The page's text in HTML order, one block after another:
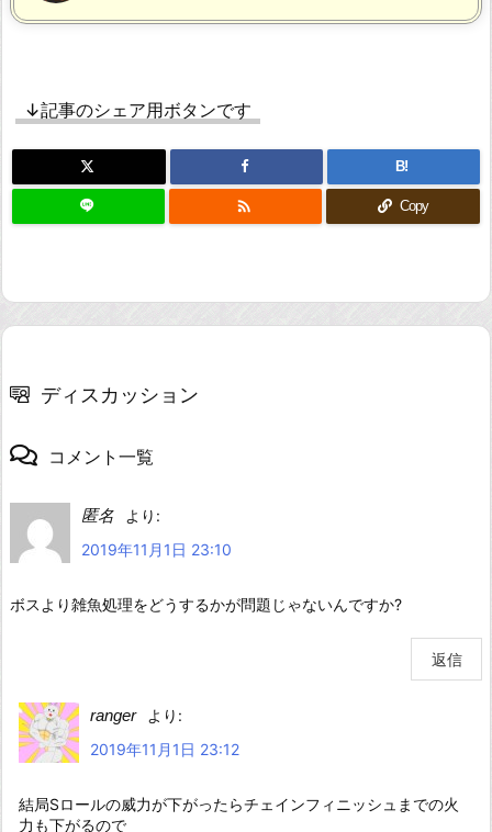
↓記事のシェア用ボタンです
B!
 Copy
ディスカッション
コメント一覧
匿名
より:
2019年11月1日 23:10
ボスより雑魚処理をどうするかが問題じゃないんですか?
返信
ranger
より:
2019年11月1日 23:12
結局Sロールの威力が下がったらチェインフィニッシュまでの火
力も下がるので